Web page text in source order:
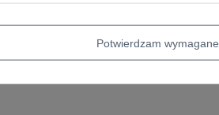
Potwierdzam wymagane